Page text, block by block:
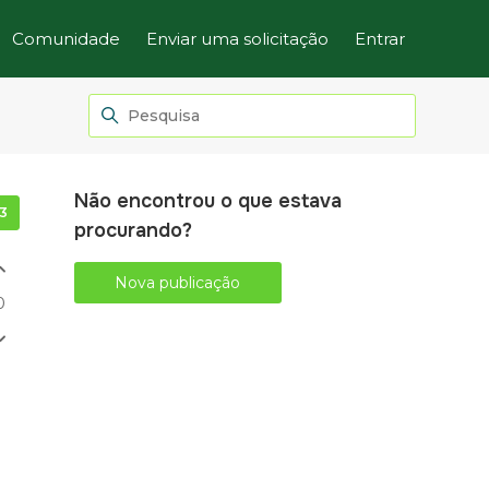
Comunidade Enviar uma solicitação Entrar
Seguido por 3 pessoas
Não encontrou o que estava
procurando?
Nova publicação